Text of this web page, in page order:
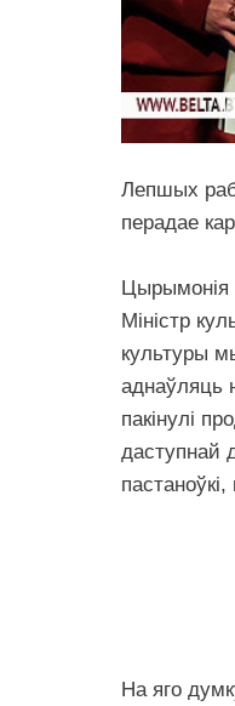
Лепшых
перадае
Цырымонія
Міністр
культуры
аднаўляць
пакінулі
даступнай
На яго